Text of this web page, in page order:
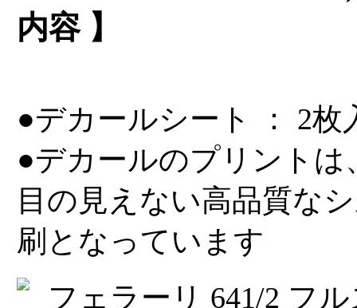
内容 】
●デカールシート ： 2枚
●デカールのプリントは
目の見えない高品質な
刷となっています